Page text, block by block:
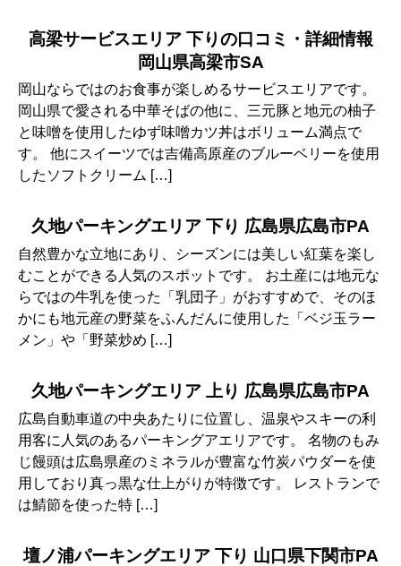
高梁サービスエリア 下りの口コミ・詳細情報
岡山県高梁市SA
岡山ならではのお食事が楽しめるサービスエリアです。
岡山県で愛される中華そばの他に、三元豚と地元の柚子
と味噌を使用したゆず味噌カツ丼はボリューム満点で
す。 他にスイーツでは吉備高原産のブルーベリーを使用
したソフトクリーム […]
久地パーキングエリア 下り 広島県広島市PA
自然豊かな立地にあり、シーズンには美しい紅葉を楽し
むことができる人気のスポットです。 お土産には地元な
らではの牛乳を使った「乳団子」がおすすめで、そのほ
かにも地元産の野菜をふんだんに使用した「ベジ玉ラー
メン」や「野菜炒め […]
久地パーキングエリア 上り 広島県広島市PA
広島自動車道の中央あたりに位置し、温泉やスキーの利
用客に人気のあるパーキングアエリアです。 名物のもみ
じ饅頭は広島県産のミネラルが豊富な竹炭パウダーを使
用しており真っ黒な仕上がりが特徴です。 レストランで
は鯖節を使った特 […]
壇ノ浦パーキングエリア 下り 山口県下関市PA